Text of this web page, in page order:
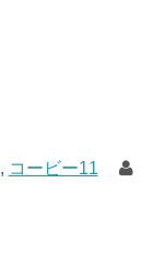
, コービー11